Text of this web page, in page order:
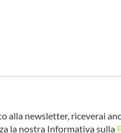
alla newsletter, riceverai
la nostra Informativa sulla